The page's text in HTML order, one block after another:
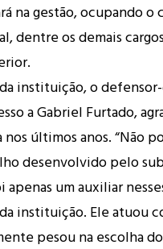
na gestão, ocupando o
dentre os demais
instituição, o
a Gabriel Furtado,
últimos anos. “Não
desenvolvido pelo
um auxiliar
instituição. Ele atuou
pesou na escolha